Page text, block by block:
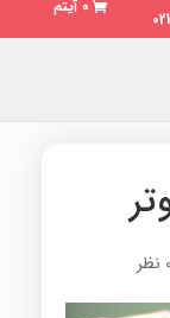
0 آیتم
0 نظر